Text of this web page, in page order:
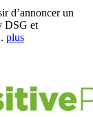
d’annoncer un
DSG et
plus